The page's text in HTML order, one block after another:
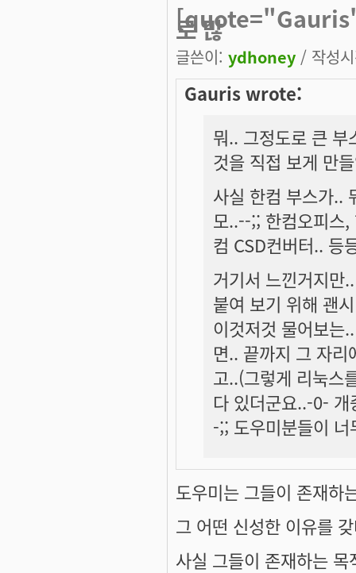
로 많
글쓴이: ydhoney / 작성
Gauris wrote:
뭐.. 그정도로 큰 부
것을 직접 보게 만
사실 한컴 부스가..
모..--;; 한컴오피스,
컴 CSD컨버터.. 등
거기서 느낀거지만
붙여 보기 위해 괜
이것저것 물어보는
면.. 끝까지 그 자
고..(그렇게 리눅스
다 있더군요..-0-
-;; 도우미분들이
도우미는 그들이 존재하
그 어떤 신성한 이유를
사실 그들이 존재하는